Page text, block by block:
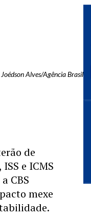
Alves/Agência Brasil
de
e ICMS
CBS
mexe